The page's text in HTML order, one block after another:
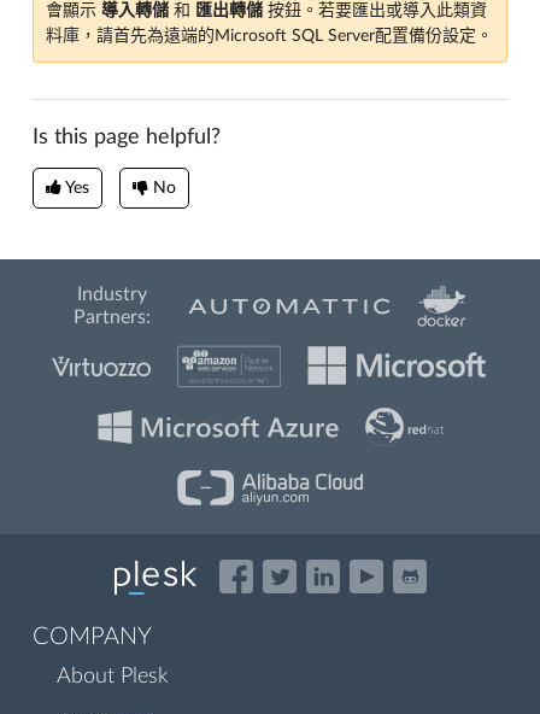
會顯示 導入轉儲 和 匯出轉儲 按鈕。若要匯出或導入此類資
料庫，請首先為遠端的Microsoft SQL Server配置備份設定。
Is this page helpful?
Yes No
Industry
Partners:
COMPANY
About Plesk